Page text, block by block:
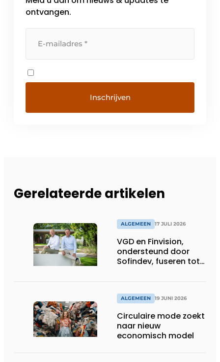
ontvangen.
Gerelateerde artikelen
ALGEMEEN 17 JULI 2026
VGD en Finvision,
ondersteund door
Sofindev, fuseren tot
ALGEMEEN 19 JUNI 2026
Circulaire mode zoekt
naar nieuw
economisch model